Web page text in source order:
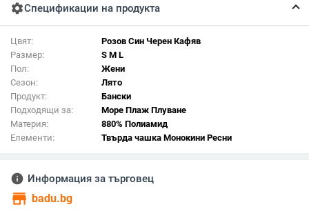
settingsСпецификации на продукта
Цвят:
Розов Син Черен Кафяв
Размер:
S M L
Пол:
Жени
Сезон:
Лято
Продукт:
Бански
Подходящи за:
Море Плаж Плуване
Материя:
880% Полиамид
Елементи:
Твърда чашка Монокини Ресни
info Информация за търговец
store badu.bg